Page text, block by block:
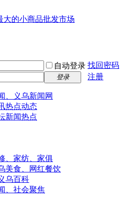
大的小商品批发市场
自动登录 找回密码
登录 注册
、义乌新闻网
热点动态
新闻热点
、家纺、家俱
美食、网红餐饮
乌百科
、社会聚焦